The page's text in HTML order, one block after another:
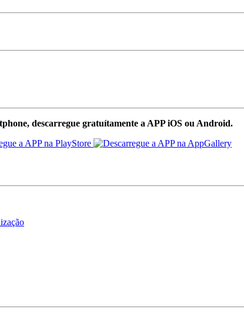
descarregue gratuítamente a APP iOS ou Android.